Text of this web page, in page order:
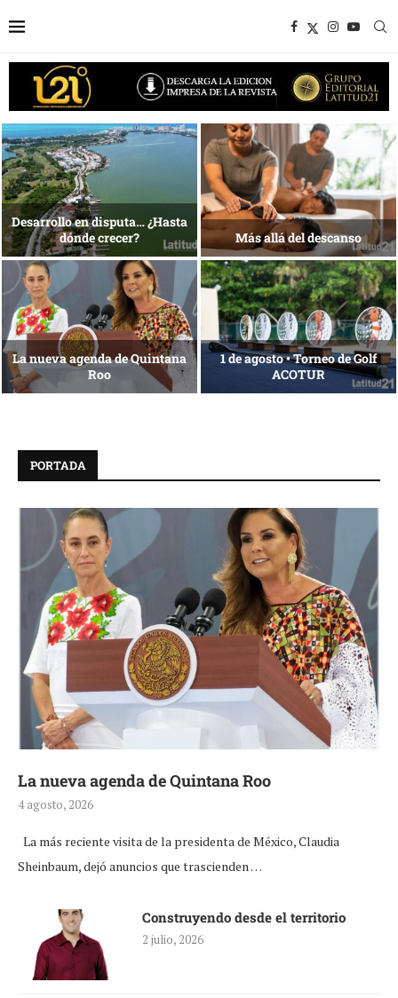
1 al 28 de agosto •
Fundación Isleña
Energía que Impulsa la
competitividad
Reconocimiento de viajeros La esencia del servicio
PORTADA
La nueva agenda de Quintana Roo
4 agosto, 2026
La más reciente visita de la presidenta de México, Claudia
Sheinbaum, dejó anuncios que trascienden …
Construyendo desde el territorio
2 julio, 2026